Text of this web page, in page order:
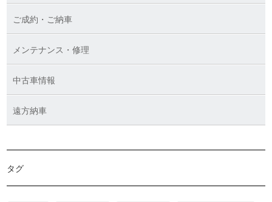
ご成約・ご納車
メンテナンス・修理
中古車情報
遠方納車
タグ